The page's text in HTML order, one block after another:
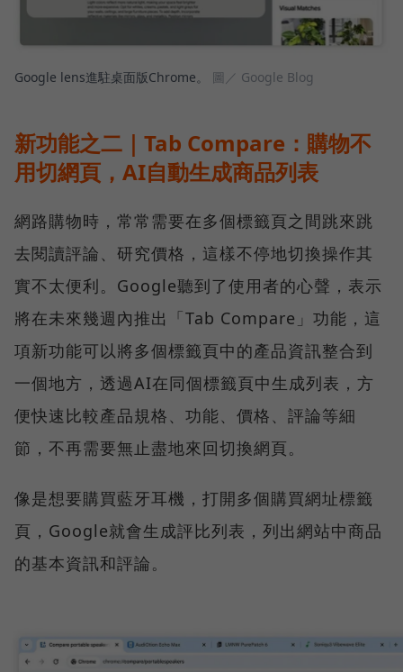
Google lens進駐桌面版Chrome。 圖／ Google Blog
新功能之二｜Tab Compare：購物不
用切網頁，AI自動生成商品列表
網路購物時，常常需要在多個標籤頁之間跳來跳
去閱讀評論、研究價格，這樣不停地切換操作其
實不太便利。Google聽到了使用者的心聲，表示
將在未來幾週內推出「Tab Compare」功能，這
項新功能可以將多個標籤頁中的產品資訊整合到
一個地方，透過AI在同個標籤頁中生成列表，方
便快速比較產品規格、功能、價格、評論等細
節，不再需要無止盡地來回切換網頁。
像是想要購買藍牙耳機，打開多個購買網址標籤
頁，Google就會生成評比列表，列出網站中商品
的基本資訊和評論。